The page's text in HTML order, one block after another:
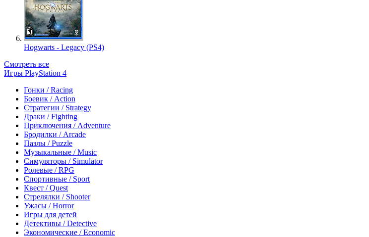
Hogwarts - Legacy (PS4)
Смотреть все
Игры PlayStation 4
Гонки / Racing
Боевик / Action
Стратегии / Strategy
Драки / Fighting
Приключения / Adventure
Бродилки / Arcade
Пазлы / Puzzle
Музыкальные / Music
Симуляторы / Simulator
Ролевые / RPG
Спортивные / Sport
Квест / Quest
Стрелялки / Shooter
Ужасы / Horror
Игры для детей
Детективы / Detective
Экономические / Economic